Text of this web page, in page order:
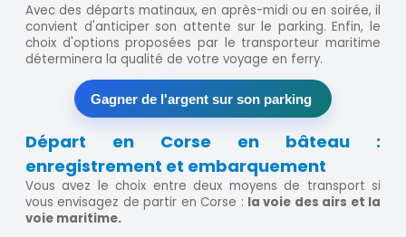
Avec des départs matinaux, en après-midi ou en soirée, il
convient d'anticiper son attente sur le parking. Enfin, le
choix d'options proposées par le transporteur maritime
déterminera la qualité de votre voyage en ferry.
Gagner de l'argent sur son parking
Départ en Corse en bâteau :
enregistrement et embarquement
Vous avez le choix entre deux moyens de transport si
vous envisagez de partir en Corse : la voie des airs et la
voie maritime.